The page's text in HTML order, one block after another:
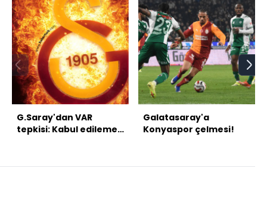
G.Saray'dan VAR
tepkisi: Kabul edilemez
Galatasaray'a
Konyaspor çelmesi!